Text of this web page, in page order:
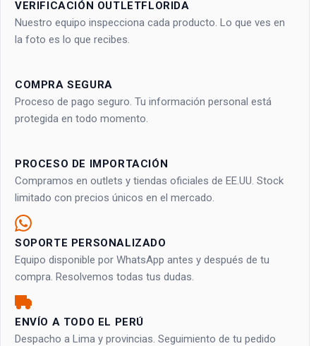
VERIFICACIÓN OUTLETFLORIDA
Nuestro equipo inspecciona cada producto. Lo que ves en
la foto es lo que recibes.
COMPRA SEGURA
Proceso de pago seguro. Tu información personal está
protegida en todo momento.
PROCESO DE IMPORTACIÓN
Compramos en outlets y tiendas oficiales de EE.UU. Stock
limitado con precios únicos en el mercado.
SOPORTE PERSONALIZADO
Equipo disponible por WhatsApp antes y después de tu
compra. Resolvemos todas tus dudas.
ENVÍO A TODO EL PERÚ
Despacho a Lima y provincias. Seguimiento de tu pedido